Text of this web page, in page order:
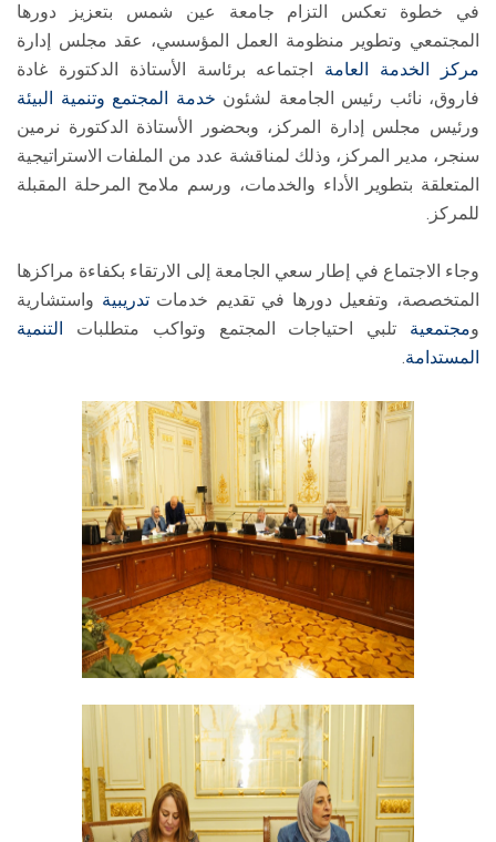
في خطوة تعكس التزام جامعة عين شمس بتعزيز دورها
المجتمعي وتطوير منظومة العمل المؤسسي، عقد مجلس إدارة
مركز الخدمة العامة اجتماعه برئاسة الأستاذة الدكتورة غادة
فاروق، نائب رئيس الجامعة لشئون خدمة المجتمع وتنمية البيئة
ورئيس مجلس إدارة المركز، وبحضور الأستاذة الدكتورة نرمين
سنجر، مدير المركز، وذلك لمناقشة عدد من الملفات الاستراتيجية
المتعلقة بتطوير الأداء والخدمات، ورسم ملامح المرحلة المقبلة
للمركز.
وجاء الاجتماع في إطار سعي الجامعة إلى الارتقاء بكفاءة مراكزها
المتخصصة، وتفعيل دورها في تقديم خدماتتدريبية واستشارية
ومجتمعية تلبي احتياجات المجتمع وتواكب متطلبات التنمية
المستدامة.